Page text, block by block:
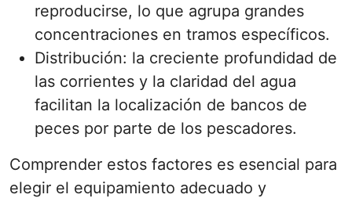
reproducirse, lo que agrupa grandes
concentraciones en tramos específicos.
Distribución: la creciente profundidad de
las corrientes y la claridad del agua
facilitan la localización de bancos de
peces por parte de los pescadores.
Comprender estos factores es esencial para
elegir el equipamiento adecuado y